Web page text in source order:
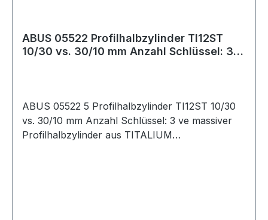
ABUS 05522 Profilhalbzylinder TI12ST
10/30 vs. 30/10 mm Anzahl Schlüssel: 3
ABUS 05522 5 Profilhalbzylinder TI12ST 10/30
vs. 30/10 mm Anzahl Schlüssel: 3 ve massiver
Profilhalbzylinder aus TITALIUM